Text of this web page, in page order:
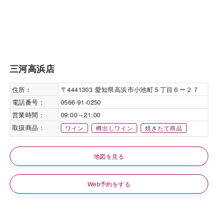
三河高浜店
住所：
〒4441303 愛知県高浜市小池町５丁目６ー２７
電話番号：
0566-91-0250
営業時間：
09:00～21:00
取扱商品：
ワイン 樽出しワイン 焼きたて商品
地図を見る
Web予約をする